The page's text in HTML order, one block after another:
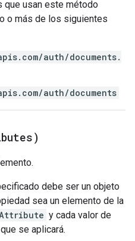
que usan este método
o más de los siguientes
auth/documents.
auth/documents
debe ser un objeto
sea un elemento de la
y cada valor de
se aplicará.